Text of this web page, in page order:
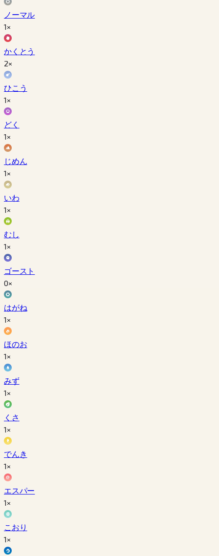
ノーマル
1×
かくとう
2×
ひこう
1×
どく
1×
じめん
1×
いわ
1×
むし
1×
ゴースト
0×
はがね
1×
ほのお
1×
みず
1×
くさ
1×
でんき
1×
エスパー
1×
こおり
1×